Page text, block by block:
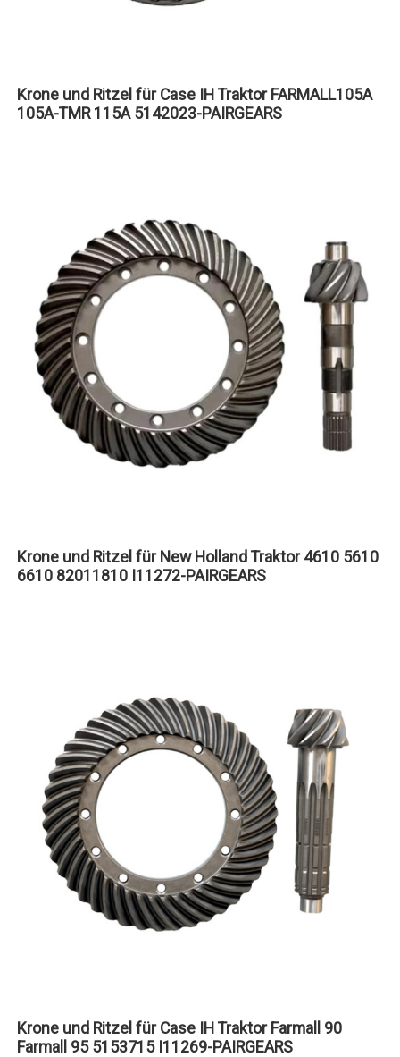
Krone und Ritzel für Case IH Traktor FARMALL105A
105A-TMR 115A 5142023-PAIRGEARS
Krone und Ritzel für New Holland Traktor 4610 5610
6610 82011810 I11272-PAIRGEARS
Krone und Ritzel für Case IH Traktor Farmall 90
Farmall 95 5153715 I11269-PAIRGEARS